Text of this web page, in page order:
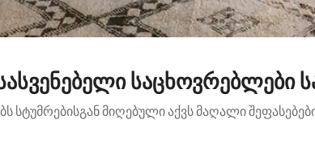
საცხოვრებლები
სტუმრებისგან მიღებული აქვს მაღალი